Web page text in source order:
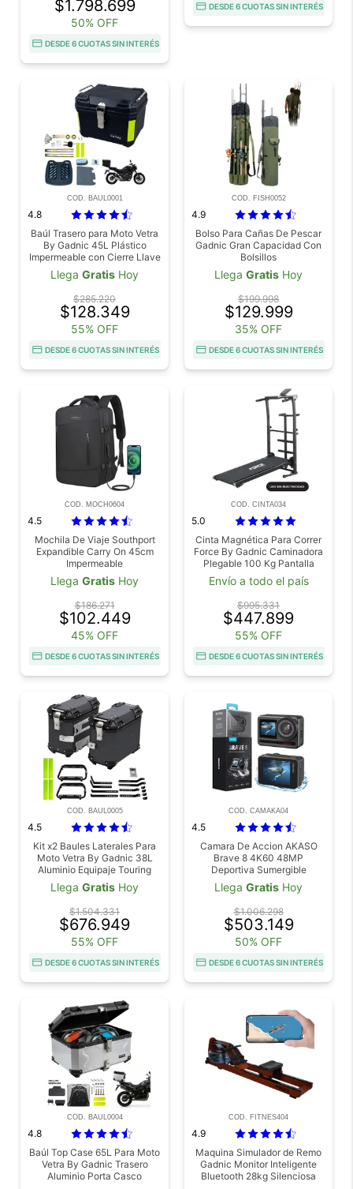
Micrófono
$1.798.699
50% OFF
DESDE 6 CUOTAS SIN INTERÉS
DESDE 6 CUOTAS SIN INTERÉS
COD. BAUL0001
4.8
Baúl Trasero para Moto Vetra
By Gadnic 45L Plástico
Impermeable con Cierre Llave
Llega Gratis Hoy
$285.220
$128.349
55% OFF
DESDE 6 CUOTAS SIN INTERÉS
COD. FISH0052
4.9
Bolso Para Cañas De Pescar
Gadnic Gran Capacidad Con
Bolsillos
Llega Gratis Hoy
$199.998
$129.999
35% OFF
DESDE 6 CUOTAS SIN INTERÉS
COD. MOCH0604
4.5
Mochila De Viaje Southport
Expandible Carry On 45cm
Impermeable
Llega Gratis Hoy
$186.271
$102.449
45% OFF
DESDE 6 CUOTAS SIN INTERÉS
COD. CINTA034
5.0
Cinta Magnética Para Correr
Force By Gadnic Caminadora
Plegable 100 Kg Pantalla
Digital Con Soporte Para
Abdominales
Envío a todo el país
$995.331
$447.899
55% OFF
DESDE 6 CUOTAS SIN INTERÉS
COD. BAUL0005
4.5
Kit x2 Baules Laterales Para
Moto Vetra By Gadnic 38L
Aluminio Equipaje Touring
Universal
Llega Gratis Hoy
$1.504.331
$676.949
55% OFF
DESDE 6 CUOTAS SIN INTERÉS
COD. CAMAKA04
4.5
Camara De Accion AKASO
Brave 8 4K60 48MP
Deportiva Sumergible
Llega Gratis Hoy
$1.006.298
$503.149
50% OFF
DESDE 6 CUOTAS SIN INTERÉS
COD. BAUL0004
4.8
Baúl Top Case 65L Para Moto
Vetra By Gadnic Trasero
Aluminio Porta Casco
COD. FITNES404
4.9
Maquina Simulador de Remo
Gadnic Monitor Inteligente
Bluetooth 28kg Silenciosa